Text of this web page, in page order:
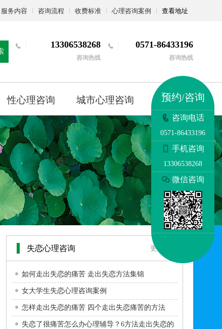
服务内容 咨询流程 收费标准 心理咨询案例 查看地址
13306538268
咨询热线
0571-86433196
咨询热线
性心理咨询 城市心理咨询 更多
失恋心理咨询 更多>>
如何走出失恋的痛苦 走出失恋方法集锦
女大学生失恋心理咨询案例
怎样走出失恋的痛苦 四个走出失恋痛苦的方法
失恋了很痛苦怎么办心理辅导？6方法走出失恋的
预约/咨询
咨询电话
0571-86433196
手机咨询
13306538268
微信咨询